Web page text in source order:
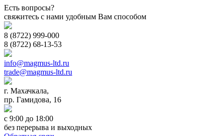
Есть вопросы?
свяжитесь с нами удобным Вам способом
8 (8722) 999-000
8 (8722) 68-13-53
info@magmus-ltd.ru
trade@magmus-ltd.ru
г. Махачкала,
пр. Гамидова, 16
с 9:00 до 18:00
без перерыва и выходных